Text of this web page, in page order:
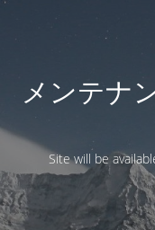
メンテナ
Site will be